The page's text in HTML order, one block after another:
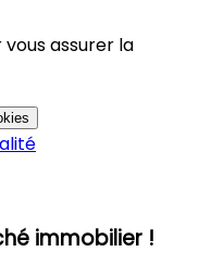
vous assurer la
immobilier !